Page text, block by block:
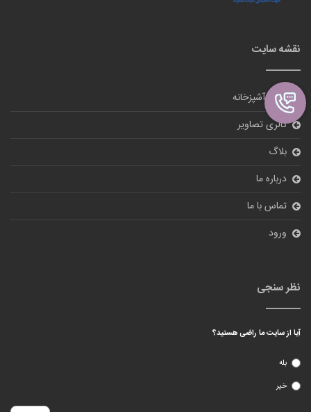
نقشه سایت
لوازم آشپزخانه
گالری تصاویر
بلاگ
درباره ما
تماس با ما
ورود
نظر سنجی
آیا از سایت ما راضی هستید؟
بله
خیر